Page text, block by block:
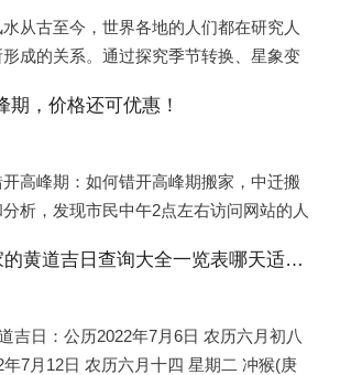
从古至今，世界各地的人们都在研究人
成的关系。通过探究季节转换、星象变
财 ，价格还可优惠！
高峰期：如何错开高峰期搬家，中迁搬
析，发现市民中午2点左右访问网站的人
桃城区2022年7月份搬家的黄道吉日查询大全一览表哪天适合搬家好日子
吉日：公历2022年7月6日 农历六月初八
7月12日 农历六月十四 星期二 冲猴(庚